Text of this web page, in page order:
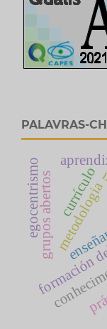
PALAVRAS-
metodologia
grupos abertos
egocentrismo currículo